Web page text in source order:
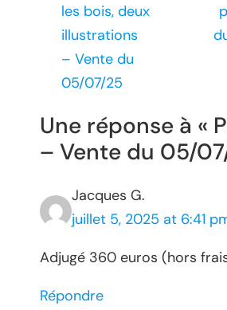
les bois, deux
illustrations
– Vente du
05/07/25
Une réponse à «
– Vente du 05/
Jacques G.
juillet 5, 2025 at 6:41
Adjugé 360 euros (hors
Répondre